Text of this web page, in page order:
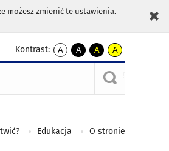
możesz zmienić te ustawienia.
Kontrast:
A
kontrast
A
kontrast
czarnym
A
kontrast
żółty
tekst
czarnym
A
kontrast
czarny
tekst
żółtym
Edukacja O stronie